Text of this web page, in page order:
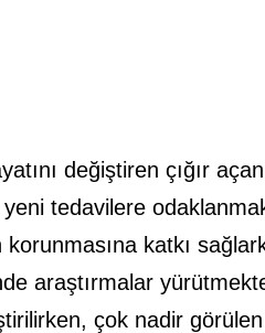
değiştiren çığır
tedavilere
korunmasına katkı
araştırmalar
çok nadir